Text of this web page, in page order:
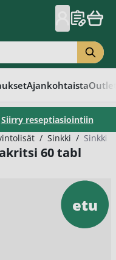
Ajankohtaista
Siirry reseptiasiointiin
/ Sinkki / Sinkki
60 tabl
etu